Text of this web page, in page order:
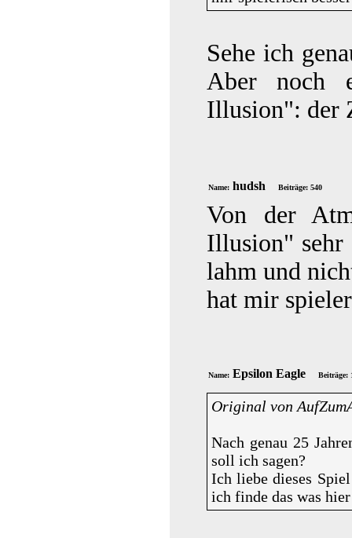
Sehe ich
Aber noch
Illusion": der
Name: hudsh Beiträge: 540
Von der
Illusion" sehr
lahm und
hat mir
Name: Epsilon Eagle Beiträge:
Original von
Nach genau 25
soll ich sagen?
Ich liebe dieses
ich finde das was